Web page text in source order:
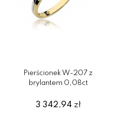
Pierścionek W-207 z
brylantem 0,08ct
3 342,94 zł